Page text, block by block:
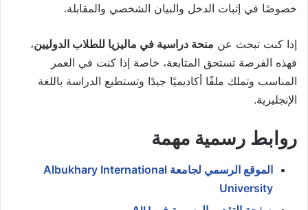
خصوصًا في إثبات الدخل والبيان الشخصي والمقابلة.
إذا كنت تبحث عن منحة دراسية في ماليزيا للطلاب الدوليين،
فهذه الفرصة تستحق المتابعة، خاصة إذا كنت في العمر
المناسب وتملك ملفًا أكاديميًا جيدًا وتستطيع الدراسة باللغة
الإنجليزية.
روابط رسمية مهمة
الموقع الرسمي لجامعة Albukhary International
University